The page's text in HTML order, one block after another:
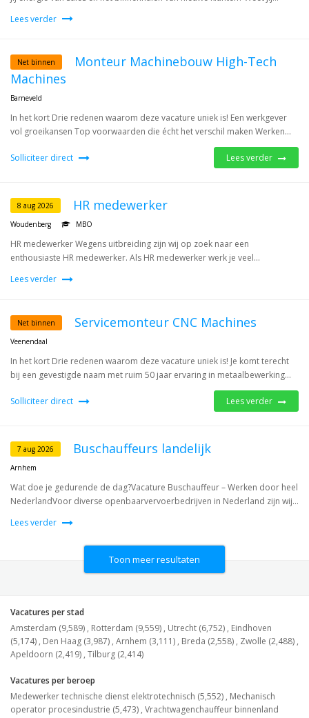
Lees verder
Net binnen
Monteur Machinebouw High-Tech
Machines
Barneveld
In het kort Drie redenen waarom deze vacature uniek is! Een werkgever
vol groeikansen Top voorwaarden die écht het verschil maken Werken...
Solliciteer direct Lees verder
8 aug 2026 HR medewerker
Woudenberg MBO
HR medewerker Wegens uitbreiding zijn wij op zoek naar een
enthousiaste HR medewerker. Als HR medewerker werk je veel...
Lees verder
Net binnen Servicemonteur CNC Machines
Veenendaal
In het kort Drie redenen waarom deze vacature uniek is! Je komt terecht
bij een gevestigde naam met ruim 50 jaar ervaring in metaalbewerking...
Solliciteer direct Lees verder
7 aug 2026 Buschauffeurs landelijk
Arnhem
Wat doe je gedurende de dag?Vacature Buschauffeur – Werken door heel
NederlandVoor diverse openbaarvervoerbedrijven in Nederland zijn wij...
Lees verder
Toon meer resultaten
Vacatures per stad
Amsterdam (9,589) , Rotterdam (9,559) , Utrecht (6,752) , Eindhoven
(5,174) , Den Haag (3,987) , Arnhem (3,111) , Breda (2,558) , Zwolle (2,488) ,
Apeldoorn (2,419) , Tilburg (2,414)
Vacatures per beroep
Medewerker technische dienst elektrotechnisch (5,552) , Mechanisch
operator procesindustrie (5,473) , Vrachtwagenchauffeur binnenland